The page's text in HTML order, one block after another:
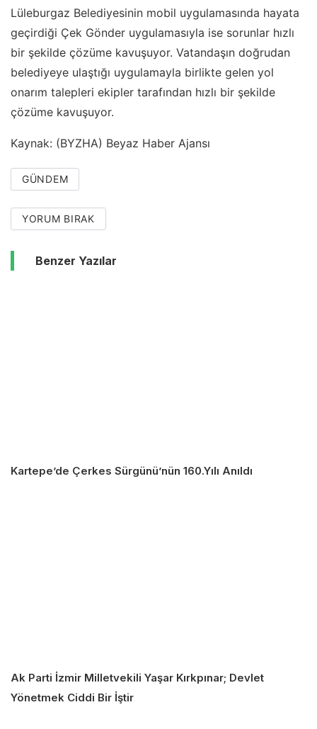
Lüleburgaz Belediyesinin mobil uygulamasında hayata
geçirdiği Çek Gönder uygulamasıyla ise sorunlar hızlı
bir şekilde çözüme kavuşuyor. Vatandaşın doğrudan
belediyeye ulaştığı uygulamayla birlikte gelen yol
onarım talepleri ekipler tarafından hızlı bir şekilde
çözüme kavuşuyor.
Kaynak: (BYZHA) Beyaz Haber Ajansı
GÜNDEM
YORUM BIRAK
Benzer Yazılar
Kartepe’de Çerkes Sürgünü’nün 160.Yılı Anıldı
Ak Parti İzmir Milletvekili Yaşar Kırkpınar; Devlet
Yönetmek Ciddi Bir İştir